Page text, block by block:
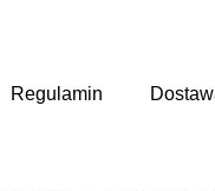
Regulamin